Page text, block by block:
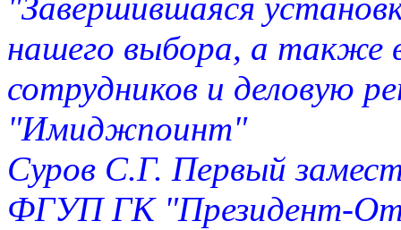
"Завершившаяся
нашего выбора, а также
сотрудников и деловую
"Имиджпоинт"
Суров С.Г. Первый
ФГУП ГК "Президент-